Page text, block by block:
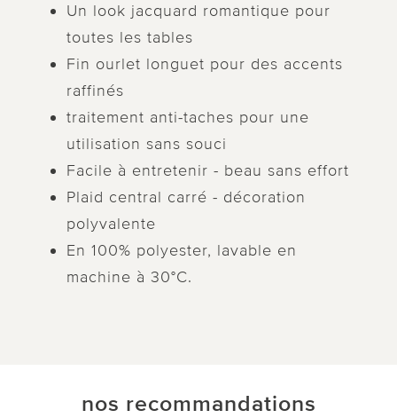
Un look jacquard romantique pour
toutes les tables
Fin ourlet longuet pour des accents
raffinés
traitement anti-taches pour une
utilisation sans souci
Facile à entretenir - beau sans effort
Plaid central carré - décoration
polyvalente
En 100% polyester, lavable en
machine à 30°C.
nos recommandations